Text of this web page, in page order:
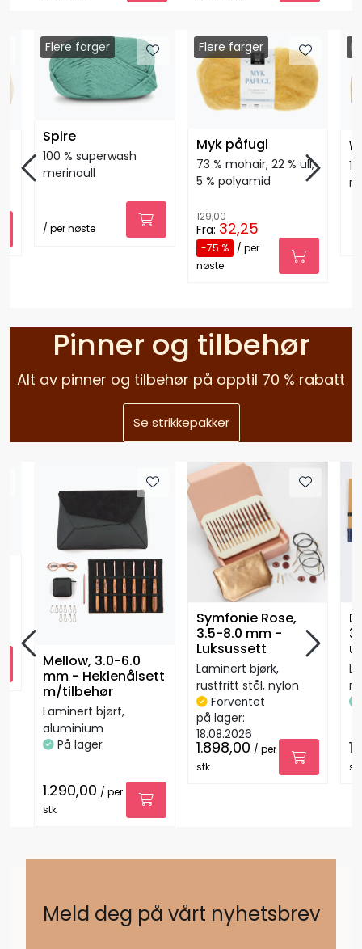
Flere farger
Spire
100 % superwash
merinoull
/ per nøste
Flere farger
Myk påfugl
73 % mohair, 22 % ull,
5 % polyamid
129,00
Fra: 32,25
-75 %
/ per
nøste
Pinner og tilbehør
Alt av pinner og tilbehør på opptil 70 % rabatt
Se strikkepakker
Mellow, 3.0-6.0
mm - Heklenålsett
m/tilbehør
Laminert bjørt,
aluminium
På lager
1.290,00 / per
stk
Symfonie Rose,
3.5-8.0 mm -
Luksussett
Laminert bjørk,
rustfritt stål, nylon
Forventet
på lager:
18.08.2026
1.898,00 / per
stk
stk
Meld deg på vårt nyhetsbrev